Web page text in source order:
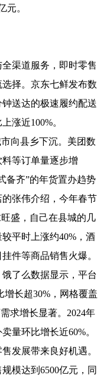
元。
渠道服务，即时零售
择。京东七鲜发布数
送达的极速履约配送
涨近100%。
向县乡下沉。美团数
等订单量逐步增
备齐”的年货置办趋势
张伟介绍，今年春节
盛，自己在县城的几
平时上涨约40%，酒
件等商品销售火爆。
了么数据显示，平台
增长超30%，网格覆盖
求增长显著。2024年
量环比增长近60%。
发展带来良好机遇。
模达到6500亿元，同